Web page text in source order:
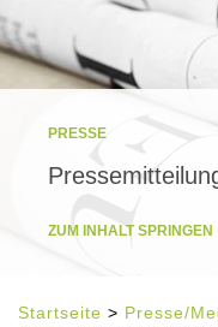
PRESSE
ZUM INHALT SPRINGEN
Startseite > Presse/